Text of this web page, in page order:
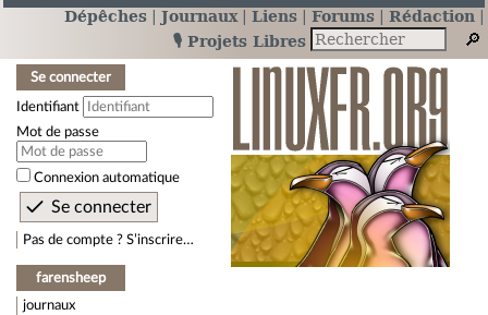
Dépêches Journaux Liens Forums
Rédaction
🎙️ Projets Libres
Se connecter
Identifiant
Mot de passe
Connexion automatique
Pas de compte ? S’inscrire…
farensheep
journaux